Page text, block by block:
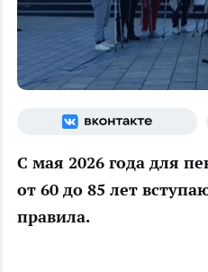
С мая 2026 года для
от 60 до 85 лет
правила.